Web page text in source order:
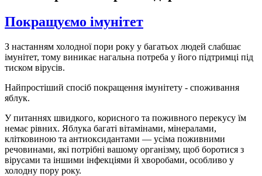
Покращуємо імунітет
З настанням холодної пори року у багатьох людей слабшає
імунітет, тому виникає нагальна потреба у його підтримці під
тиском вірусів.
Найпростіший спосіб покращення імунітету - споживання
яблук.
У питаннях швидкого, корисного та поживного перекусу їм
немає рівних. Яблука багаті вітамінами, мінералами,
клітковиною та антиоксидантами — усіма поживними
речовинами, які потрібні вашому організму, щоб боротися з
вірусами та іншими інфекціями й хворобами, особливо у
холодну пору року.